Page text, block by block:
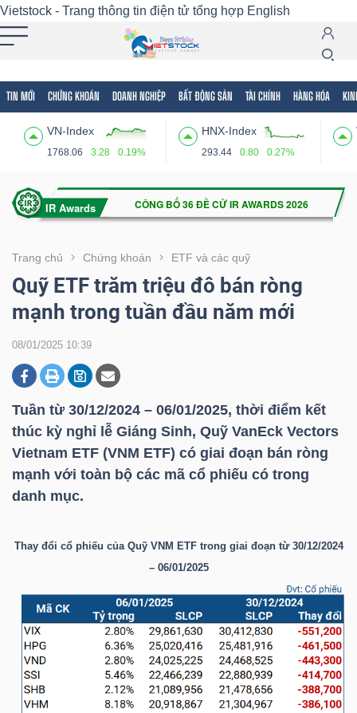
Vietstock - Trang thông tin điện tử tổng hợp English
TIN MỚI CHỨNG KHOÁN DOANH NGHIỆP BẤT ĐỘNG SẢN TÀI CHÍNH HÀNG HÓA
VN-Index
1768.06 3.28 0.19%
HNX-Index
293.44 0.80 0.27%
Trang chủ Chứng khoán ETF và các quỹ
Quỹ ETF trăm triệu đô bán ròng
mạnh trong tuần đầu năm mới
08/01/2025 10:39
Tuần từ 30/12/2024 – 06/01/2025, thời điểm kết
thúc kỳ nghỉ lễ Giáng Sinh, Quỹ VanEck Vectors
Vietnam ETF (VNM ETF) có giai đoạn bán ròng
mạnh với toàn bộ các mã cổ phiếu có trong
danh mục.
Thay đổi cổ phiếu của Quỹ VNM ETFtrong giai đoạn từ 30/12/2024
– 06/01/2025
Tất cả Tính năng Ngành Mã chứng khoán
Tính
(-)
VIETSTOCK
CHỨNG
DOANH
NGHIỆP
SẢN
TÀI
CHÍNH